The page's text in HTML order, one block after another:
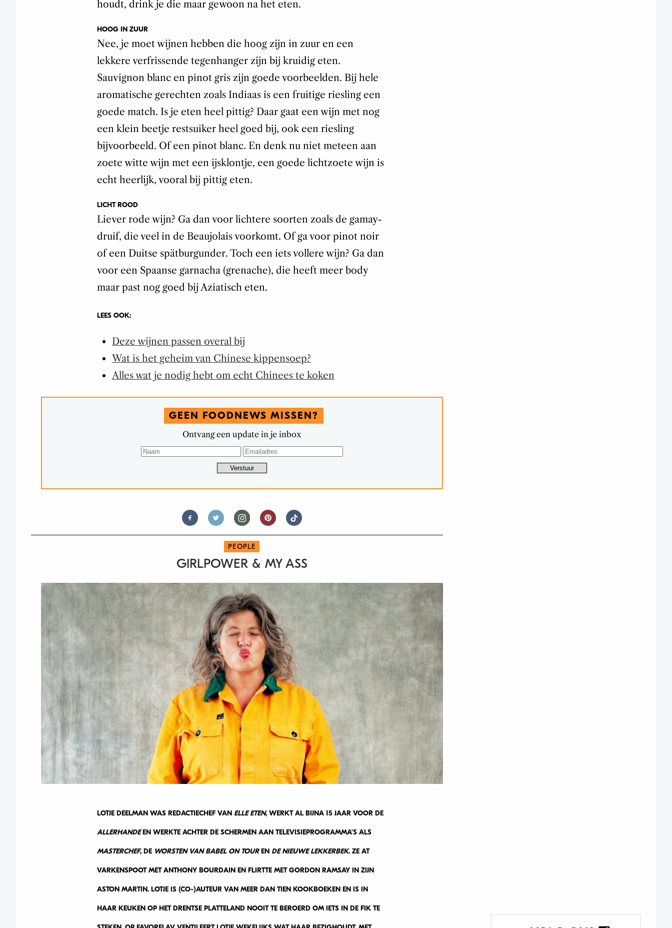
houdt, drink je die maar gewoon na het eten.
HOOG IN ZUUR
Nee, je moet wijnen hebben die hoog zijn in zuur en een
lekkere verfrissende tegenhanger zijn bij kruidig eten.
Sauvignon blanc en pinot gris zijn goede voorbeelden. Bij hele
aromatische gerechten zoals Indiaas is een fruitige riesling een
goede match. Is je eten heel pittig? Daar gaat een wijn met nog
een klein beetje restsuiker heel goed bij, ook een riesling
bijvoorbeeld. Of een pinot blanc. En denk nu niet meteen aan
zoete witte wijn met een ijsklontje, een goede lichtzoete wijn is
echt heerlijk, vooral bij pittig eten.
LICHT ROOD
Liever rode wijn? Ga dan voor lichtere soorten zoals de gamay-
druif, die veel in de Beaujolais voorkomt. Of ga voor pinot noir
of een Duitse spätburgunder. Toch een iets vollere wijn? Ga dan
voor een Spaanse garnacha (grenache), die heeft meer body
maar past nog goed bij Aziatisch eten.
LEES OOK:
Deze wijnen passen overal bij
Wat is het geheim van Chinese kippensoep?
Alles wat je nodig hebt om echt Chinees te koken
GEEN FOODNEWS MISSEN?
Ontvang een update in je inbox
PEOPLE
GIRLPOWER & MY ASS
LOTJE DEELMAN WAS REDACTIECHEF VAN ELLE ETEN, WERKT AL BIJNA 15 JAAR VOOR DE
ALLERHANDEEN WERKTE ACHTER DE SCHERMEN AAN TELEVISIEPROGRAMMA’S ALS
MASTERCHEF, DE WORSTEN VAN BABEL ON TOUREN DE NIEUWE LEKKERBEK. ZE AT
VARKENSPOOT MET ANTHONY BOURDAIN EN FLIRTTE MET GORDON RAMSAY IN ZIJN
ASTON MARTIN. LOTJE IS (CO-)AUTEUR VAN MEER DAN TIEN KOOKBOEKEN EN IS IN
HAAR KEUKEN OP HET DRENTSE PLATTELAND NOOIT TE BEROERD OM IETS IN DE FIK TE